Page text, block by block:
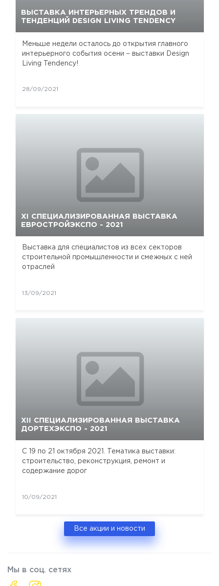
ВЫСТАВКА ИНТЕРЬЕРНЫХ ТРЕНДОВ И
ТЕНДЕНЦИЙ DESIGN LIVING TENDENCY
Меньше недели осталось до открытия главного
интерьерного события осени – выставки Design
Living Tendency!
28/09/2021
XI СПЕЦИАЛИЗИРОВАННАЯ ВЫСТАВКА
ЕВРОСТРОЙЭКСПО - 2021
Выставка для специалистов из всех секторов
строительной промышленности и смежных с ней
отраслей
13/09/2021
XII СПЕЦИАЛИЗИРОВАННАЯ ВЫСТАВКА
ДОРТЕХЭКСПО - 2021
C 19 по 21 октября 2021. Тематика выставки:
строительство, реконструкция, ремонт и
содержание дорог
10/09/2021
Все акции и новости
Мы в соц. сетях